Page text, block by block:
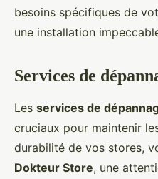
besoins spécifiques de
une installation
Services de
Les services de
cruciaux pour maintenir
durabilité de vos stores,
Dokteur Store, une